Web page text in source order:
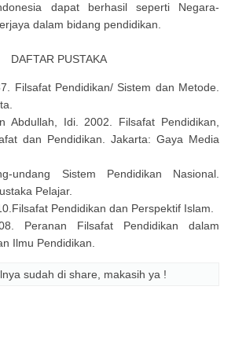
dapat berhasil seperti Negara-
dalam bidang pendidikan.
DAFTAR PUSTAKA
Filsafat Pendidikan/ Sistem dan Metode.
Abdullah, Idi. 2002. Filsafat Pendidikan,
dan Pendidikan. Jakarta: Gaya Media
undang Sistem Pendidikan Nasional.
Pelajar.
Pendidikan dan Perspektif Islam.
Peranan Filsafat Pendidikan dalam
Ilmu Pendidikan.
sudah di share, makasih ya !